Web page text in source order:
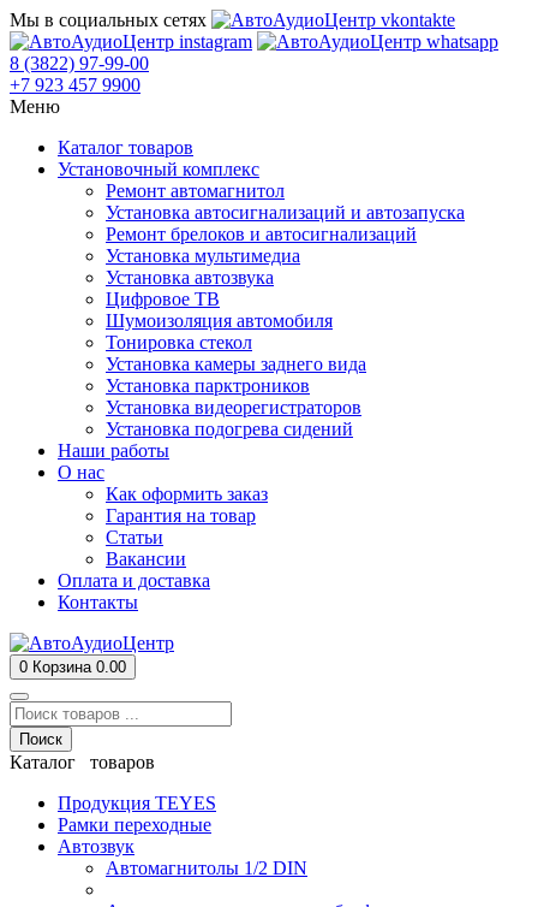
Мы в социальных сетях
8 (3822) 97-99-00
+7 923 457 9900
Меню
Каталог товаров
Установочный комплекс
Ремонт автомагнитол
Установка автосигнализаций и автозапуска
Ремонт брелоков и автосигнализаций
Установка мультимедиа
Установка автозвука
Цифровое ТВ
Шумоизоляция автомобиля
Тонировка стекол
Установка камеры заднего вида
Установка парктроников
Установка видеорегистраторов
Установка подогрева сидений
Наши работы
О нас
Как оформить заказ
Гарантия на товар
Статьи
Вакансии
Оплата и доставка
Контакты
0 Корзина 0.00
Поиск
Каталог товаров
Продукция TEYES
Рамки переходные
Автозвук
Автомагнитолы 1/2 DIN